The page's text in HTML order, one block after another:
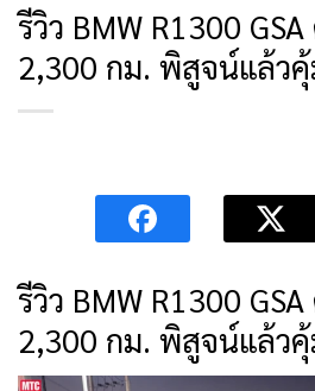
รีวิว BMW R1300
2,300 กม. พิสูจน์แล้ว
รีวิว BMW R1300
2,300 กม. พิสูจน์แล้ว